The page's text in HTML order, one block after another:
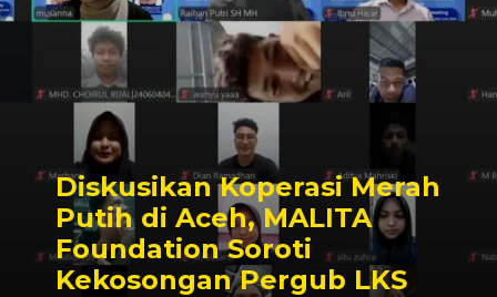
Diskusikan Koperasi Merah
Putih di Aceh, MALITA
Foundation Soroti
Kekosongan Pergub LKS